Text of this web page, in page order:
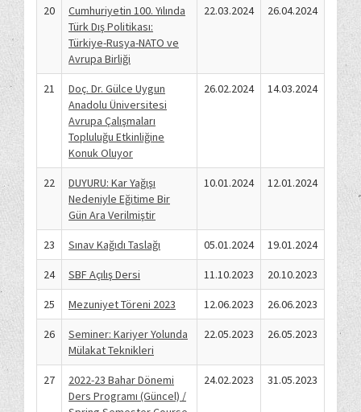
20
Cumhuriyetin 100. Yılında
Türk Dış Politikası:
Türkiye-Rusya-NATO ve
Avrupa Birliği
22.03.2024 26.04.2024
21
Doç. Dr. Gülce Uygun
Anadolu Üniversitesi
Avrupa Çalışmaları
Topluluğu Etkinliğine
Konuk Oluyor
26.02.2024 14.03.2024
22
DUYURU: Kar Yağışı
Nedeniyle Eğitime Bir
Gün Ara Verilmiştir
10.01.2024 12.01.2024
23 Sınav Kağıdı Taslağı 05.01.2024 19.01.2024
24 SBF Açılış Dersi 11.10.2023 20.10.2023
25 Mezuniyet Töreni 2023 12.06.2023 26.06.2023
26
Seminer: Kariyer Yolunda
Mülakat Teknikleri
22.05.2023 26.05.2023
27
2022-23 Bahar Dönemi
Ders Programı (Güncel) /
24.02.2023 31.05.2023